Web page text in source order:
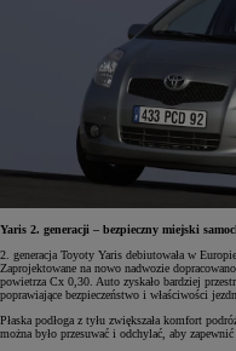
Yaris 2. generacji – bezpieczny miejski
2. generacja Toyoty Yaris debiutowała w
Zaprojektowane na nowo nadwozie
powietrza Cx 0,30. Auto zyskało bardziej
poprawiające bezpieczeństwo i właściwości
Płaska podłoga z tyłu zwiększała komfort
można było przesuwać i odchylać, aby